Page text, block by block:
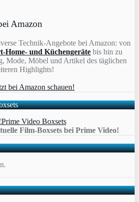
Amazon
Technik-Angebote bei Amazon: von
Home- und Küchengeräte bis hin zu
Mode, Möbel und Artikel des täglichen
Highlights!
Film-Boxsets bei Prime Video!